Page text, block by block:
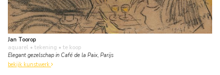
Jan Toorop
aquarel • tekening • te koop
Elegant gezelschap in Café de la Paix, Parijs
bekijk kunstwerk